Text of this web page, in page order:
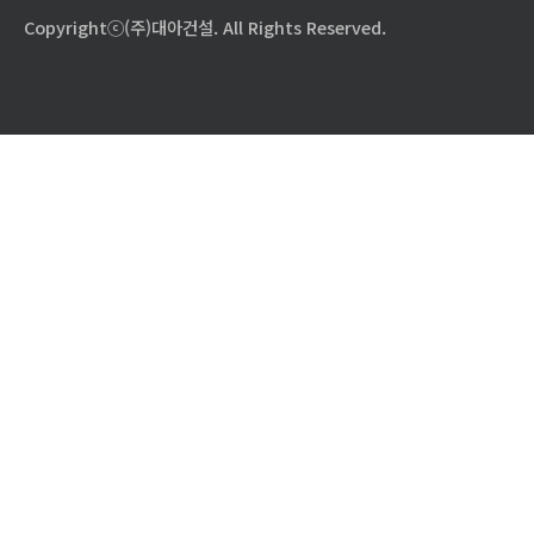
Copyrightⓒ(주)대아건설. All Rights Reserved.